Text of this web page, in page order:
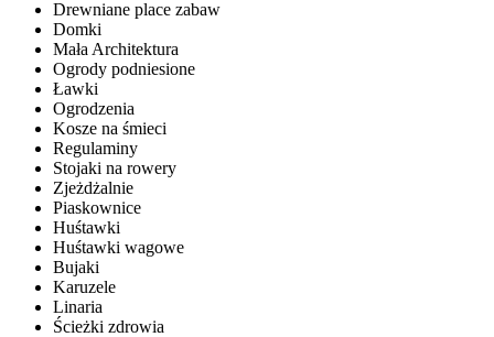
Drewniane place zabaw
Domki
Mała Architektura
Ogrody podniesione
Ławki
Ogrodzenia
Kosze na śmieci
Regulaminy
Stojaki na rowery
Zjeżdżalnie
Piaskownice
Huśtawki
Huśtawki wagowe
Bujaki
Karuzele
Linaria
Ścieżki zdrowia